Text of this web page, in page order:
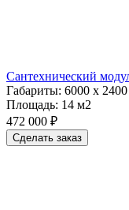
Сантехнический
Габариты: 6000 х
Площадь: 14 м2
472 000 ₽
Сделать заказ